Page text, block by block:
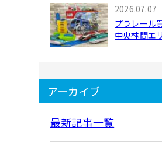
2026.07.07
プラレール
中央林間エ
アーカイブ
最新記事一覧